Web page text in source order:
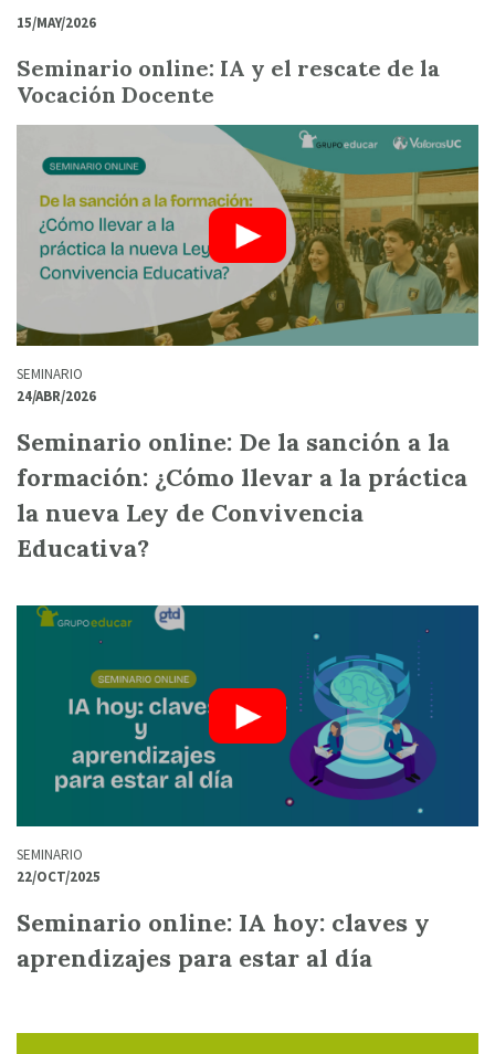
15/MAY/2026
Seminario online: IA y el rescate de la
Vocación Docente
SEMINARIO
24/ABR/2026
Seminario online: De la sanción a la
formación: ¿Cómo llevar a la práctica
la nueva Ley de Convivencia
Educativa?
SEMINARIO
22/OCT/2025
Seminario online: IA hoy: claves y
aprendizajes para estar al día